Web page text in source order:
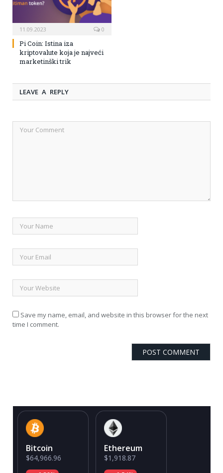
11.09.2023 0
Pi Coin: Istina iza
kriptovalute koja je najveći
marketinški trik
LEAVE A REPLY
Save my name, email, and website in this browser for the next
time I comment.
Bitcoin
$64,966.96
Ethereum
$1,918.87